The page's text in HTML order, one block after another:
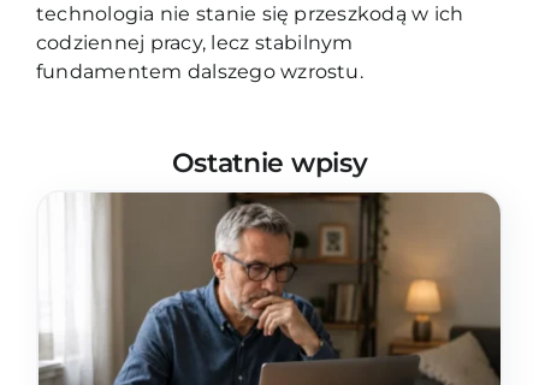
technologia nie stanie się przeszkodą w ich
codziennej pracy, lecz stabilnym
fundamentem dalszego wzrostu.
Ostatnie wpisy